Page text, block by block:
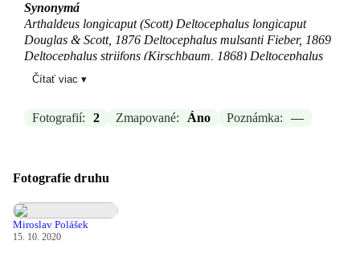
Synonymá
Arthaldeus longicaput (Scott) Deltocephalus longicaput
Douglas & Scott, 1876 Deltocephalus mulsanti Fieber, 1869
Deltocephalus striifons (Kirschbaum, 1868) Deltocephalus
striifrons (Kirschbaum, 1868) Jassus striifrons Kirschbaum,
Zdroj: GBIF
Čítať viac ▾
Fotografií: 2 Zmapované: Áno Poznámka: —
Fotografie druhu
Miroslav Polášek
15. 10. 2020